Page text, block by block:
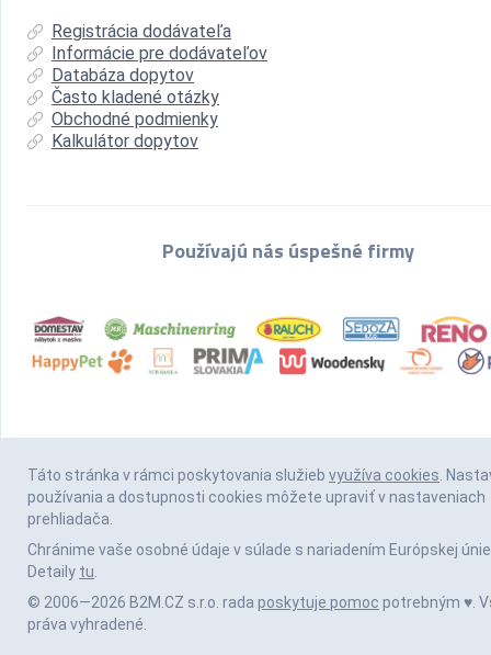
Registrácia dodávateľa
Informácie pre dodávateľov
Databáza dopytov
Často kladené otázky
Obchodné podmienky
Kalkulátor dopytov
Používajú nás úspešné firmy
Táto stránka v rámci poskytovania služieb využíva cookies.
používania a dostupnosti cookies môžete upraviť v nastaveniach
prehliadača.
Chránime vaše osobné údaje v súlade s nariadením Európskej únie
Detaily tu.
© 2006—2026 B2M.CZ s.r.o. rada poskytuje pomoc potrebným ♥️.
práva vyhradené.